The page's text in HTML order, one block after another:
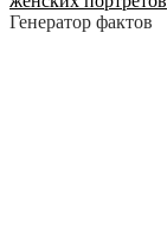
Генератор фактов